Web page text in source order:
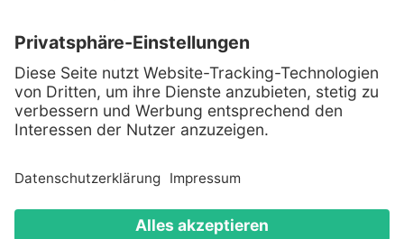
Sicher bezahlen mit:
Alle genannten Produkte und Logos sind eingetragene
Warenzeichen der jeweiligen Hersteller.
Copyright © 2008 - 2026 Toys for Fun GmbH - Alle